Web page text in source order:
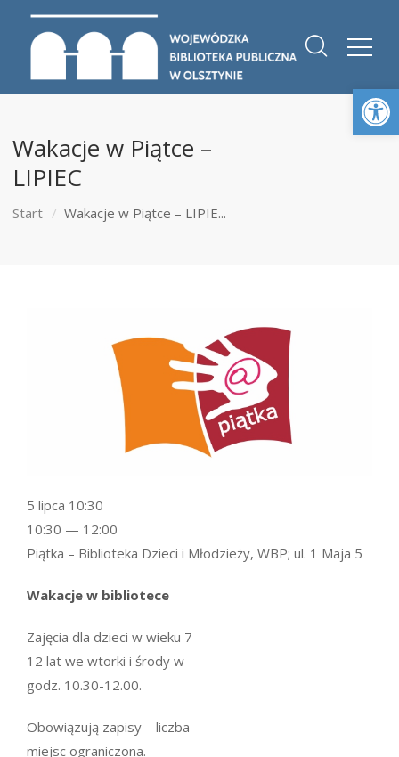
Wakacje w Piątce –
LIPIEC
Start Wakacje w Piątce – LIPIE...
Wakacje w bibliotece
Zajęcia dla dzieci w wieku 7-
12 lat we wtorki i środy w
godz. 10.30-12.00.
Obowiązują zapisy – liczba
miejsc ograniczona.
5 lipca 10:30
10:30 — 12:00
Piątka – Biblioteka Dzieci i Młodzieży, WBP; ul. 1 Maja 5